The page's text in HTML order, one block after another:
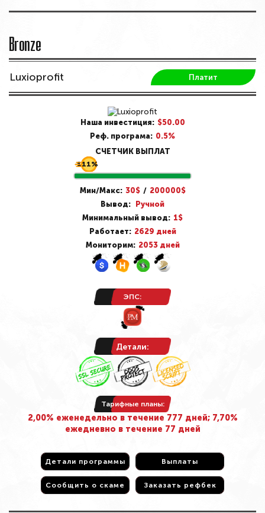
Bronze
Luxioprofit Платит
Наша инвестиция: $50.00
Реф. програма: 0.5%
СЧЕТЧИК ВЫПЛАТ
100%
100%
100%
100%
100%
100%
100%
100%
100%
100%
11%
Mин/Mакс: 30$ / 200000$
Вывод:
Ручной
Минимальный вывод: 1$
Работает: 2629 дней
Мониторим: 2053 дней
ЭПС:
Детали:
Тарифные планы:
2,00% еженедельно в течение 777 дней; 7,70%
ежедневно в течение 77 дней
Детали программы
Детали программы Выплаты
Выплаты
Сообщить о скаме
Сообщить о скаме Заказать рефбек
Заказать рефбек